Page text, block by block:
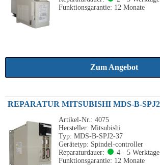
Funktionsgarantie: 12 Monate
Zum Angebot
Artikel-Nr.: 4075
Hersteller: Mitsubishi
Typ: MDS-B-SPJ2-37
Gerätetyp: Spindel-controller
Reparaturdauer:
4 - 5 Werktage
Funktionsgarantie: 12 Monate